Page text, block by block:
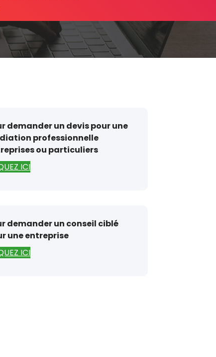
demander un devis pour une
professionnelle
ou particuliers
ICI
demander un conseil ciblé
une entreprise
ICI